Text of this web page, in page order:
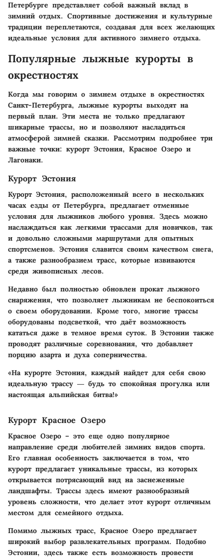
Петербурге представляет собой важный вклад в
зимний отдых. Спортивные достижения и культурные
традиции переплетаются, создавая для всех желающих
идеальные условия для активного зимнего отдыха.
Популярные лыжные курорты в
окрестностях
Когда мы говорим о зимнем отдыхе в окрестностях
Санкт-Петербурга, лыжные курорты выходят на
первый план. Эти места не только предлагают
шикарные трассы, но и позволяют насладиться
атмосферой зимней сказки. Рассмотрим подробнее три
важные точки: курорт Эстония, Красное Озеро и
Лагонаки.
Курорт Эстония
Курорт Эстония, расположенный всего в нескольких
часах езды от Петербурга, предлагает отменные
условия для лыжников любого уровня. Здесь можно
наслаждаться как легкими трассами для новичков, так
и довольно сложными маршрутами для опытных
спортсменов. Эстония славится своим качеством снега,
а также разнообразием трасс, которые извиваются
среди живописных лесов.
Недавно был полностью обновлен прокат лыжного
снаряжения, что позволяет лыжникам не беспокоиться
о своем оборудовании. Кроме того, многие трассы
оборудованы подсветкой, что даёт возможность
кататься даже в темное время суток. В Эстонии также
проводят различные соревнования, что добавляет
порцию азарта и духа соперничества.
«На курорте Эстония, каждый найдет для себя свою
идеальную трассу ― будь то спокойная прогулка или
настоящая альпийская битва!»
Курорт Красное Озеро
Красное Озеро – это еще одно популярное
направление среди любителей зимних видов спорта.
Его главная особенность заключается в том, что
курорт предлагает уникальные трассы, из которых
открывается потрясающий вид на заснеженные
ландшафты. Трассы здесь имеют разнообразный
уровень сложности, что делает этот курорт отличным
местом для семейного отдыха.
Помимо лыжных трасс, Красное Озеро предлагает
широкий выбор развлекательных программ. Подобно
Эстонии, здесь также есть возможность провести